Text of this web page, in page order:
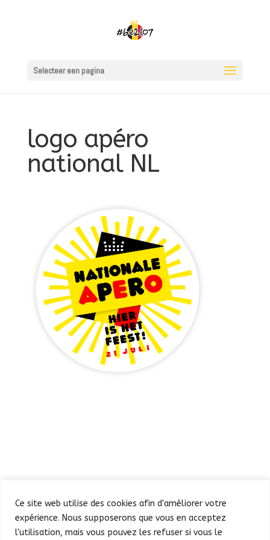
Ce site web utilise des cookies afin d'améliorer votre
expérience. Nous supposerons que vous en acceptez
l'utilisation, mais vous pouvez les refuser si vous le
Selecteer een pagina
logo apéro
national NL